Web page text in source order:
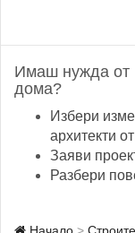
Имаш нужда от
дома?
Избери
архитекти
Заяви
Разбери